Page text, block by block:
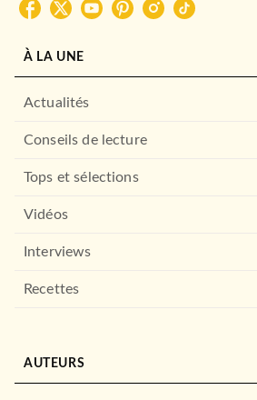
PIKA
PIKA
À LA UNE
Actualités
Conseils de lecture
Tops et sélections
Vidéos
Interviews
Recettes
AUTEURS